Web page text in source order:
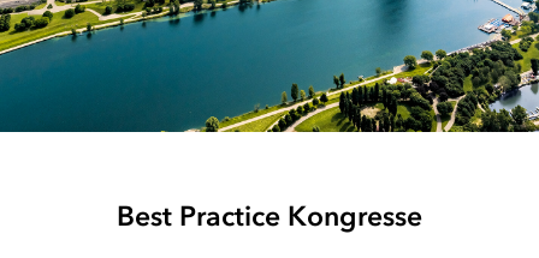
Best Practice Kongresse